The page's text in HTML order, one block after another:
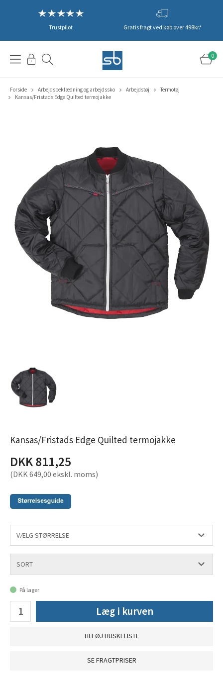
Trustpilot Gratis fragt ved køb over 498kr.*
0
Forside Arbejdsbeklædning og arbejdssko Arbejdstøj
Termotøj
Kansas/Fristads Edge Quilted termojakke
Kansas/Fristads Edge Quilted termojakke
DKK 811,25
(DKK 649,00 ekskl. moms)
På lager
Læg i kurven
TILFØJ HUSKELISTE
SE FRAGTPRISER